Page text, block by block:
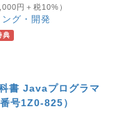
円＋税10%）
グ・開発
典
書 Javaプログラマ
号1Z0-825）